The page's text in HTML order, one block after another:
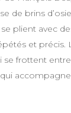
de brins
plient avec
et précis.
se frottent